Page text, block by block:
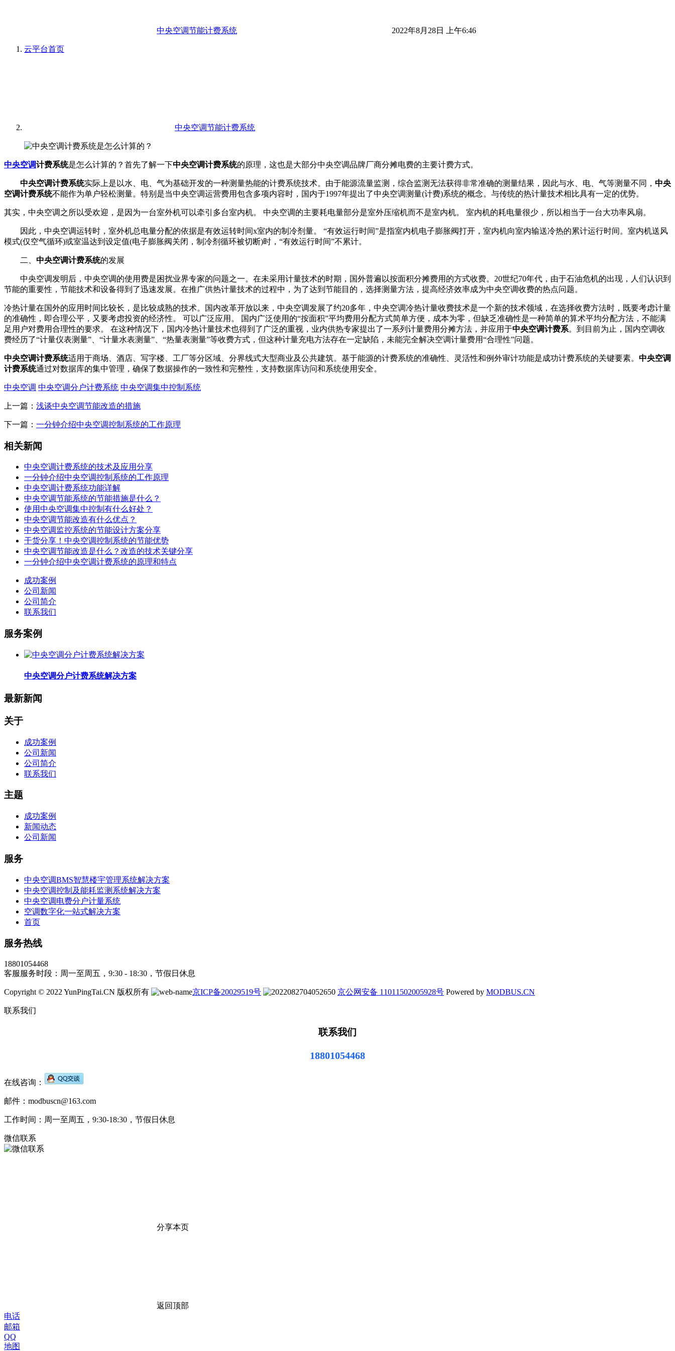
中央空调节能计费系统 2022年8月28日 上午6:46
云平台首页
中央空调节能计费系统
中央空调计费系统是怎么计算的？首先了解一下中央空调计费系统的原理，这也是大部分中央空调品牌厂商分摊电费的主要计费方式。
中央空调计费系统实际上是以水、电、气为基础开发的一种测量热能的计费系统技术。由于能源流量监测，综合监测无法获得非常准确的测量结果，因此与水、电、气等测量不同， 中央
空调计费系统不能作为单户轻松测量。特别是当中央空调运营费用包含多项内容时，国内于1997年提出了中央空调测量(计费)系统的概念。与传统的热计量技术相比具有一定的优势。
其实，中央空调之所以受欢迎，是因为一台室外机可以牵引多台室内机。 中央空调的主要耗电量部分是室外压缩机而不是室内机。 室内机的耗电量很少，所以相当于一台大功率风扇。
因此，中央空调运转时，室外机总电量分配的依据是有效运转时间x室内的制冷剂量。 “有效运行时间”是指室内机电子膨胀阀打开，室内机向室内输送冷热的累计运行时间。室内机送风
模式(仅空气循环)或室温达到设定值(电子膨胀阀关闭，制冷剂循环被切断)时，“有效运行时间”不累计。
二、 中央空调计费系统的发展
中央空调发明后，中央空调的使用费是困扰业界专家的问题之一。在未采用计量技术的时期，国外普遍以按面积分摊费用的方式收费。20世纪70年代，由于石油危机的出现，人们认识到
节能的重要性，节能技术和设备得到了迅速发展。在推广供热计量技术的过程中，为了达到节能目的，选择测量方法，提高经济效率成为中央空调收费的热点问题。
冷热计量在国外的应用时间比较长，是比较成熟的技术。国内改革开放以来，中央空调发展了约20多年，中央空调冷热计量收费技术是一个新的技术领域，在选择收费方法时，既要考虑计量
的准确性，即合理公平，又要考虑投资的经济性。 可以广泛应用。 国内广泛使用的“按面积”平均费用分配方式简单方便，成本为零，但缺乏准确性是一种简单的算术平均分配方法，不能满
足用户对费用合理性的要求。 在这种情况下，国内冷热计量技术也得到了广泛的重视，业内供热专家提出了一系列计量费用分摊方法，并应用于中央空调计费系。到目前为止，国内空调收
费经历了“计量仪表测量”、“计量水表测量”、“热量表测量”等收费方式，但这种计量充电方法存在一定缺陷，未能完全解决空调计量费用“合理性”问题。
中央空调计费系统适用于商场、酒店、写字楼、工厂等分区域、分界线式大型商业及公共建筑。基于能源的计费系统的准确性、灵活性和例外审计功能是成功计费系统的关键要素。 中央空调
计费系统通过对数据库的集中管理，确保了数据操作的一致性和完整性，支持数据库访问和系统使用安全。
中央空调 中央空调分户计费系统 中央空调集中控制系统
上一篇： 浅谈中央空调节能改造的措施
下一篇： 一分钟介绍中央空调控制系统的工作原理
相关新闻
中央空调计费系统的技术及应用分享
一分钟介绍中央空调控制系统的工作原理
中央空调计费系统功能详解
中央空调节能系统的节能措施是什么？
使用中央空调集中控制有什么好处？
中央空调节能改造有什么优点？
中央空调监控系统的节能设计方案分享
干货分享！中央空调控制系统的节能优势
中央空调节能改造是什么？改造的技术关键分享
一分钟介绍中央空调计费系统的原理和特点
成功案例
公司新闻
公司简介
联系我们
服务案例
中央空调分户计费系统解决方案
最新新闻
关于
成功案例
公司新闻
公司简介
联系我们
主题
成功案例
新闻动态
公司新闻
服务
中央空调BMS智慧楼宇管理系统解决方案
中央空调控制及能耗监测系统解决方案
中央空调电费分户计量系统
空调数字化一站式解决方案
首页
服务热线
18801054468
客服服务时段：周一至周五，9:30 - 18:30，节假日休息
Copyright © 2022 YunPingTai.CN 版权所有 京ICP备20029519号 京公网安备 11011502005928号 Powered by MODBUS.CN
联系我们
联系我们
18801054468
在线咨询：
邮件：modbuscn@163.com
工作时间：周一至周五，9:30-18:30，节假日休息
微信联系
分享本页
返回顶部
电话
邮箱
QQ
地图